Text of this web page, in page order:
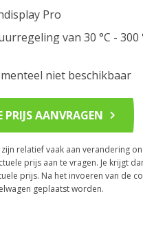
niet beschikbaar
Pro
van 30 °C - 300
PRIJS AANVRAGEN
relatief vaak aan verandering
prijs aan te vragen. Je krijgt
prijs. Na het invoeren van de
geplaatst worden.